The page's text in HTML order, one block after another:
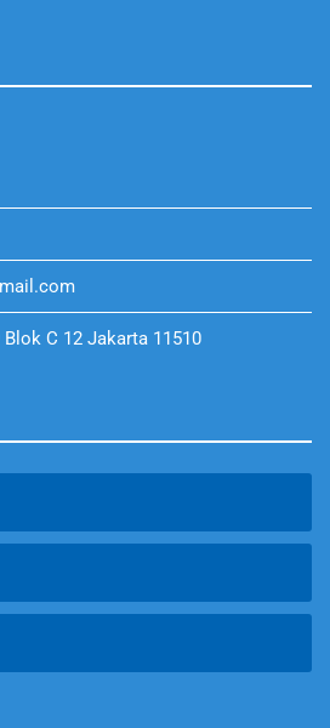
C 12 Jakarta 11510